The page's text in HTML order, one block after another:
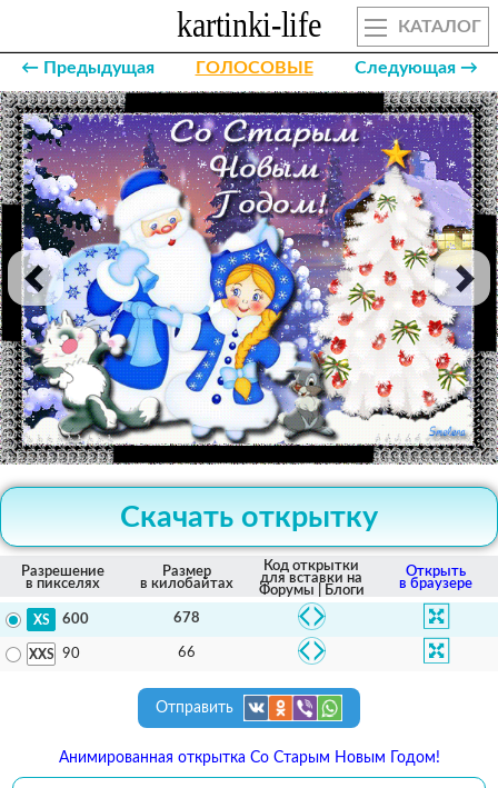
КАТАЛОГ
← Предыдущая ГОЛОСОВЫЕ Следующая →
Скачать открытку
Разрешение
в пикселях
Размер
в килобайтах
Код открытки
для вставки на
Форумы | Блоги
Открыть
в браузере
600 678
90 66
Отправить
Анимированная открытка Со Старым Новым Годом!